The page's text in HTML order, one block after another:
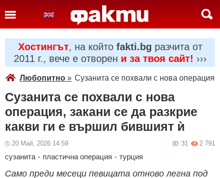
Хостингът, на който fakti.bg разчита от
2011 г., вече е отворен и за твоя сайт! ›››
Любопитно » Сузанита се похвали с нова
Сузанита се похвали с нова
операция, закани се да разкрие
какви ги е вършил бившият ѝ
20 Май, 2026 14:59 2 791
31
сузанита - пластична операция - турция
Само преди месеци певицата отново легна под